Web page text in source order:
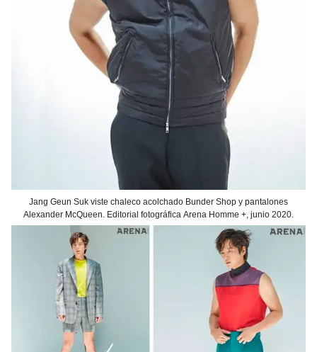
Jang Geun Suk viste chaleco acolchado Bunder Shop y pantalones
Alexander McQueen. Editorial fotográfica Arena Homme +, junio 2020.